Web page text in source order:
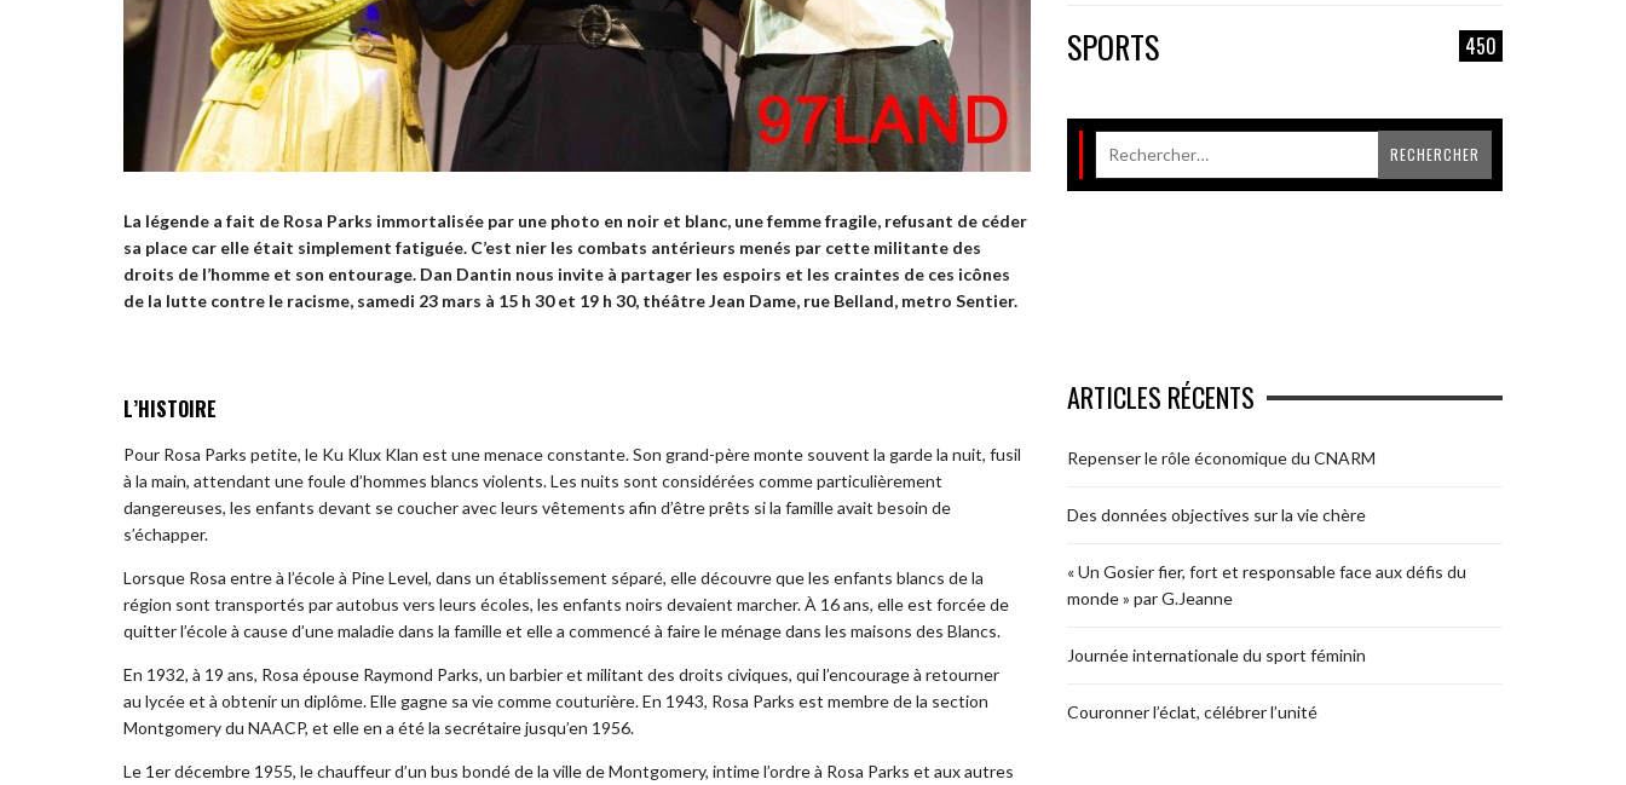
La légende a fait de Rosa Parks immortalisée par une photo en noir et blanc, une femme fragile, refusant de céder
sa place car elle était simplement fatiguée. C’est nier les combats antérieurs menés par cette militante des
droits de l’homme et son entourage. Dan Dantin nous invite à partager les espoirs et les craintes de ces icônes
de la lutte contre le racisme, samedi 23 mars à 15 h 30 et 19 h 30, théâtre Jean Dame, rue Belland, metro Sentier.
L’HISTOIRE
Pour Rosa Parks petite, le Ku Klux Klan est une menace constante. Son grand-père monte souvent la garde la nuit, fusil
à la main, attendant une foule d’hommes blancs violents. Les nuits sont considérées comme particulièrement
dangereuses, les enfants devant se coucher avec leurs vêtements afin d’être prêts si la famille avait besoin de
s’échapper.
Lorsque Rosa entre à l’école à Pine Level, dans un établissement séparé, elle découvre que les enfants blancs de la
région sont transportés par autobus vers leurs écoles, les enfants noirs devaient marcher. À 16 ans, elle est forcée de
quitter l’école à cause d’une maladie dans la famille et elle a commencé à faire le ménage dans les maisons des Blancs.
En 1932, à 19 ans, Rosa épouse Raymond Parks, un barbier et militant des droits civiques, qui l’encourage à retourner
au lycée et à obtenir un diplôme. Elle gagne sa vie comme couturière. En 1943, Rosa Parks est membre de la section
Montgomery du NAACP, et elle en a été la secrétaire jusqu’en 1956.
Le 1er décembre 1955, le chauffeur d’un bus bondé de la ville de Montgomery, intime l’ordre à Rosa Parks et aux autres
SPORTS 450
ARTICLES RÉCENTS
Repenser le rôle économique du CNARM
Des données objectives sur la vie chère
« Un Gosier fier, fort et responsable face aux défis du
monde » par G.Jeanne
Journée internationale du sport féminin
Couronner l’éclat, célébrer l’unité